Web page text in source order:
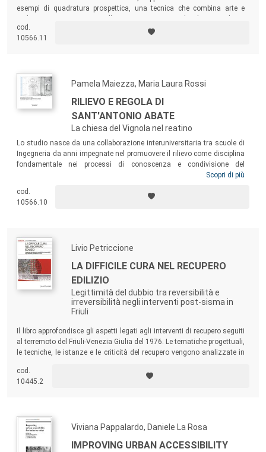
esempi di quadratura prospettica, una tecnica che combina arte e
l’opera vasariana con un approccio innovativo, che integra analisi
iconografica e strumenti digitali per la rappresentazione.
cod.
10566.11
Pamela Maiezza, Maria Laura Rossi
RILIEVO E REGOLA DI
SANT'ANTONIO ABATE
La chiesa del Vignola nel reatino
Lo studio nasce da una collaborazione interuniversitaria tra scuole di
Ingegneria da anni impegnate nel promuovere il rilievo come disciplina
fondamentale nei processi di conoscenza e condivisione del
patrimonio architettonico, urbano e ambientale. Oggetto di indagine e
Vienna a Rieti, costruito a partire dalla prima metà del XIV secolo e
ampliatosi nel corso del tempo sino a raggiungere le dimensioni di un
Scopri di più
cod.
10566.10
Livio Petriccione
LA DIFFICILE CURA NEL RECUPERO
EDILIZIO
Legittimità del dubbio tra reversibilità e
irreversibilità negli interventi post-sisma in
Friuli
Il libro approfondisce gli aspetti legati agli interventi di recupero seguiti
al terremoto del Friuli-Venezia Giulia del 1976. Le tematiche progettuali,
le tecniche, le istanze e le criticità del recupero vengono analizzate in
normativi di allora e viene affrontato il problema delle possibilità di
nuovi interventi sugli edifici già a suo tempo recuperati.
cod.
10445.2
Viviana Pappalardo, Daniele La Rosa
IMPROVING URBAN ACCESSIBILITY